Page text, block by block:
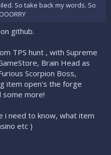
So take back my words. So
github.
TPS hunt , with Supreme
Brain Head as
Scorpion Boss,
item open's the forge
some more!
i need to know, what item
etc )